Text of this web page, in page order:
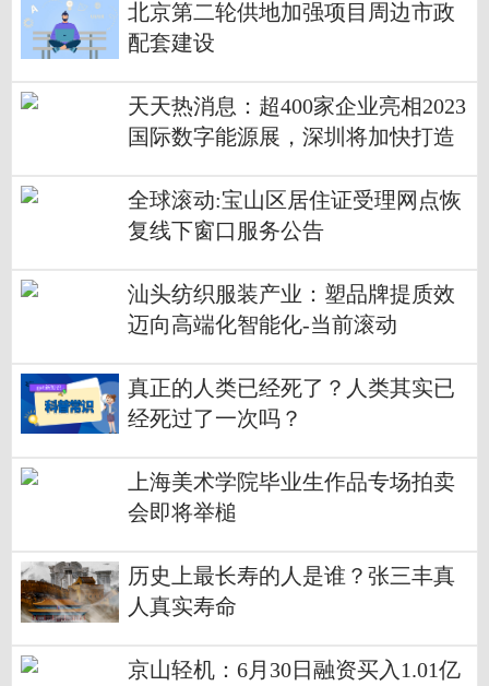
北京第二轮供地加强项目周边市政
配套建设
天天热消息：超400家企业亮相2023
国际数字能源展，深圳将加快打造
00家企业亮相2023国际数字能源
展，深圳将加快打造万亿级新型储
全球滚动:宝山区居住证受理网点恢
复线下窗口服务公告
汕头纺织服装产业：塑品牌提质效
迈向高端化智能化-当前滚动
真正的人类已经死了？人类其实已
经死过了一次吗？
上海美术学院毕业生作品专场拍卖
会即将举槌
历史上最长寿的人是谁？张三丰真
人真实寿命
京山轻机：6月30日融资买入1.01亿